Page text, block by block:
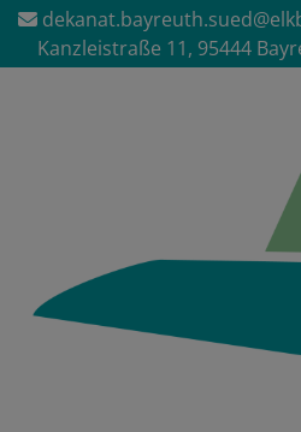
Direkt
zum
Inhalt
Kanzleistraße 11, 95444